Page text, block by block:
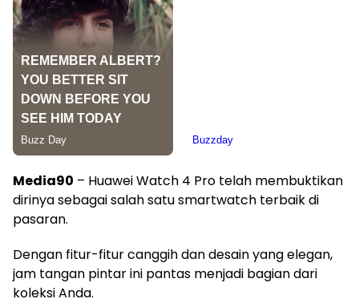
Media90 – Huawei Watch 4 Pro telah membuktikan
dirinya sebagai salah satu smartwatch terbaik di
pasaran.
Dengan fitur-fitur canggih dan desain yang elegan,
jam tangan pintar ini pantas menjadi bagian dari
koleksi Anda.